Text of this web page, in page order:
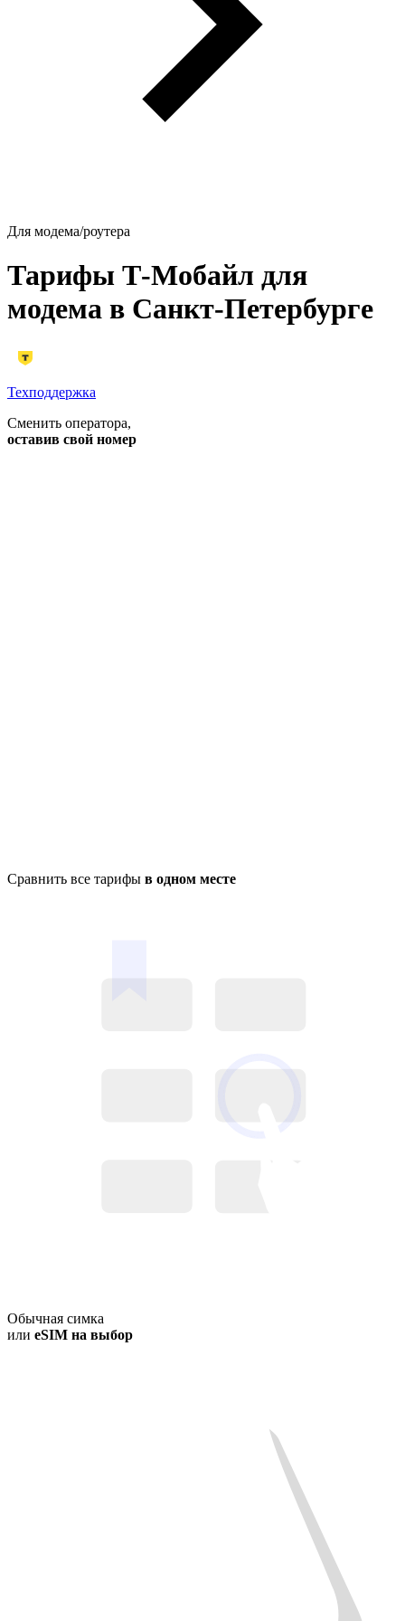
Для модема/роутера
Тарифы Т‑Мобайл для
модема в Санкт-Петербурге
Техподдержка
Сменить оператора,
оставив свой номер
Сравнить все тарифы в одном месте
Обычная симка
или eSIM на выбор